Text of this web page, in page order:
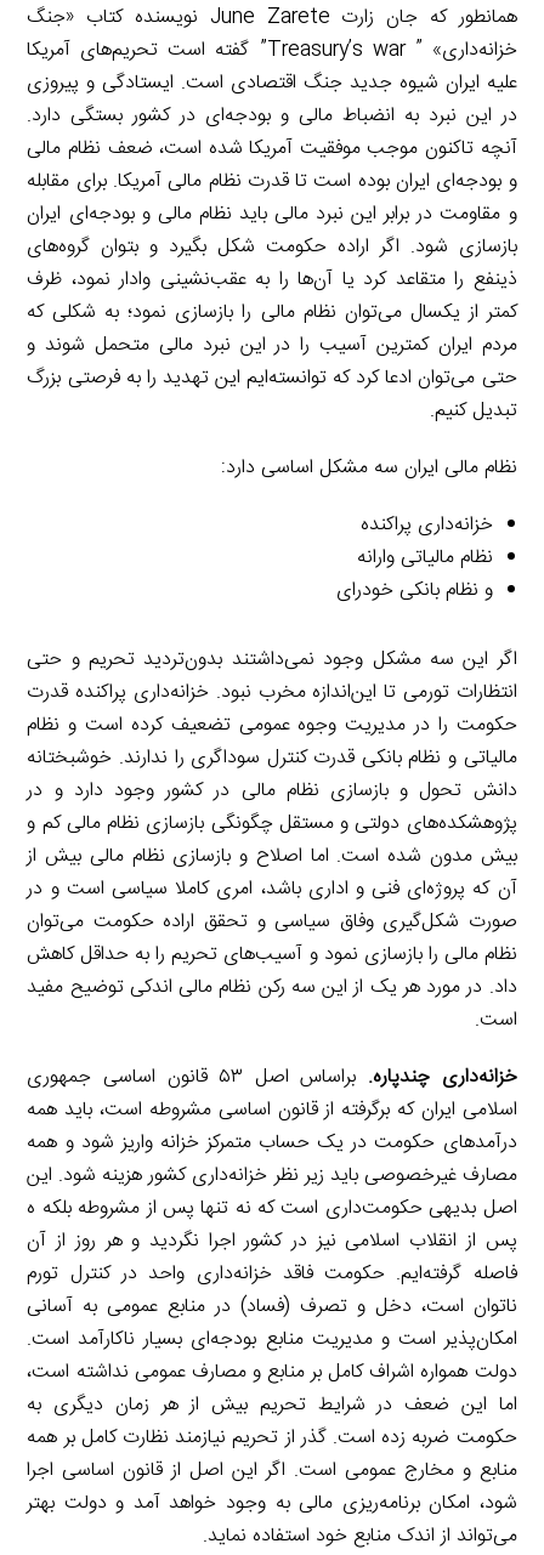
همانطور که جان زارت June Zarete نویسنده کتاب «جنگ
خزانه‌داری» ” Treasury’s war” گفته است تحریم‌های آمریکا
علیه ایران شیوه جدید جنگ اقتصادی است. ایستادگی و پیروزی
در این نبرد به انضباط مالی و بودجه‌ای در کشور بستگی دارد.
آنچه تاکنون موجب موفقیت آمریکا شده است، ضعف نظام مالی
و بودجه‌ای ایران بوده است تا قدرت نظام مالی آمریکا. برای مقابله
و مقاومت در برابر این نبرد مالی باید نظام مالی و بودجه‌ای ایران
بازسازی شود. اگر اراده حکومت شکل بگیرد و بتوان گروه‌های
ذینفع را متقاعد کرد یا آن‌ها را به عقب‌نشینی وادار نمود، ظرف
کمتر از یکسال می‌توان نظام مالی را بازسازی نمود؛ به شکلی که
مردم ایران کمترین آسیب را در این نبرد مالی متحمل شوند و
حتی می‌توان ادعا کرد که توانسته‌ایم این تهدید را به فرصتی بزرگ
تبدیل کنیم.
نظام مالی ایران سه مشکل اساسی دارد:
خزانه‌داری پراکنده
نظام مالیاتی وارانه
و نظام بانکی خودرای
اگر این سه مشکل وجود نمی‌داشتند بدون‌تردید تحریم و حتی
انتظارات تورمی تا این‌اندازه مخرب نبود. خزانه‌داری پراکنده قدرت
حکومت را در مدیریت وجوه عمومی تضعیف کرده است و نظام
مالیاتی و نظام بانکی قدرت کنترل سوداگری را ندارند. خوشبختانه
دانش تحول و بازسازی نظام مالی در کشور وجود دارد و در
پژوهشکده‌های دولتی و مستقل چگونگی بازسازی نظام مالی کم و
بیش مدون شده است. اما اصلاح و بازسازی نظام مالی بیش از
آن که پروژه‌ای فنی و اداری باشد، امری کاملا سیاسی است و در
صورت شکل‌گیری وفاق سیاسی و تحقق اراده حکومت می‌توان
نظام مالی را بازسازی نمود و آسیب‌های تحریم را به حداقل کاهش
داد. در مورد هر یک از این سه رکن نظام مالی اندکی توضیح مفید
است.
خزانه‌داری چندپاره.
براساس اصل ۵۳ قانون اساسی جمهوری
اسلامی ایران که برگرفته از قانون اساسی مشروطه است، باید همه
درآمد‌های حکومت در یک حساب متمرکز خزانه واریز شود و همه
مصارف غیرخصوصی باید زیر نظر خزانه‌داری کشور هزینه شود. این
اصل بدیهی حکومت‌داری است که نه تنها پس از مشروطه بلکه ه
پس از انقلاب اسلامی نیز در کشور اجرا نگردید و هر روز از آن
فاصله گرفته‌ایم. حکومت فاقد خزانه‌داری واحد در کنترل تورم
ناتوان است، دخل و تصرف (فساد) در منابع عمومی به آسانی
امکان‌پذیر است و مدیریت منابع بودجه‌ای بسیار ناکارآمد است.
دولت همواره اشراف کامل بر منابع و مصارف عمومی نداشته است،
اما این ضعف در شرایط تحریم بیش از هر زمان دیگری به
حکومت ضربه زده است. گذر از تحریم نیازمند نظارت کامل بر همه
منابع و مخارج عمومی است. اگر این اصل از قانون اساسی اجرا
شود، امکان برنامه‌ریزی مالی به وجود خواهد آمد و دولت بهتر
می‌تواند از اندک منابع خود استفاده نماید.